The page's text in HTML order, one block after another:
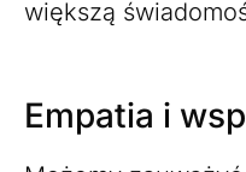
większą
Empatia i